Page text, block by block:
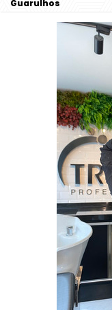
Guarulhos